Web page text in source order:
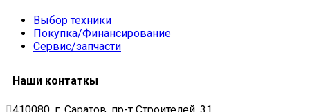
Выбор техники
Покупка/Финансирование
Сервис/запчасти
Наши контаткы